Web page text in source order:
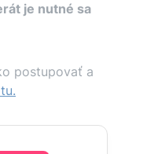
je nutné sa
postupovať a